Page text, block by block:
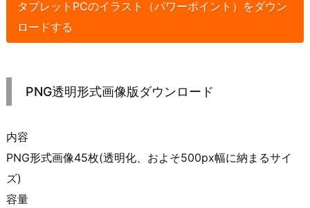
タブレットPCのイラスト（パワーポイント）をダウン
ロードする
PNG透明形式画像版ダウンロード
内容
PNG形式画像45枚(透明化、およそ500px幅に納まるサイ
ズ)
容量